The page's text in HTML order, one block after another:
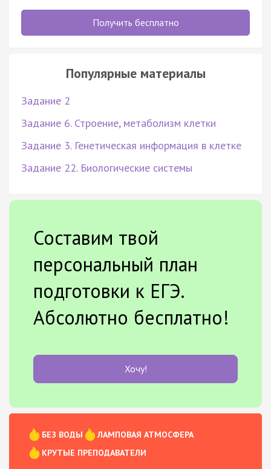
Получить бесплатно
Популярные материалы
Задание 2
Задание 6. Строение, метаболизм клетки
Задание 3. Генетическая информация в клетке
Задание 22. Биологические системы
Составим твой
персональный план
подготовки к ЕГЭ.
Абсолютно бесплатно!
Хочу!
БЕЗ ВОДЫ
ЛАМПОВАЯ АТМОСФЕРА
КРУТЫЕ ПРЕПОДАВАТЕЛИ